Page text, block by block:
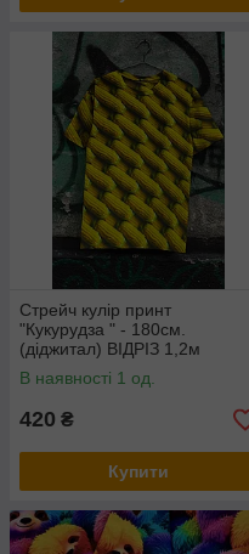
Стрейч кулір принт
"Кукурудза " - 180см.
(діджитал) ВІДРІЗ 1,2м
В наявності 1 од.
420 ₴
Купити